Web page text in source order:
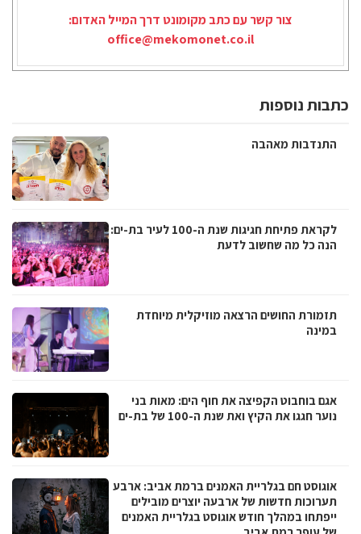
צור קשר עם כתב מקומונט דרך המייל האדום:
office@mekomonet.co.il
כתבות נוספות
התנדבות מאהבה
לקראת פתיחת חגיגות שנת ה-100 לעיר בת-ים:
הנה כל מה שחשוב לדעת
תזמורת החושים הרצאה מוזיקלית מיוחדת
במינה
אגם בוחבוט הקפיצה את חוף הים: מאות בני
נוער חגגו את הקיץ ואת שנת ה-100 של בת-ים
אוגוסט חם בגלריית האמנים ברמת אביב: ארבע
תערוכות חדשות של ארבעה יוצרים מובילים
ייפתחו במהלך חודש אוגוסט בגלריית האמנים